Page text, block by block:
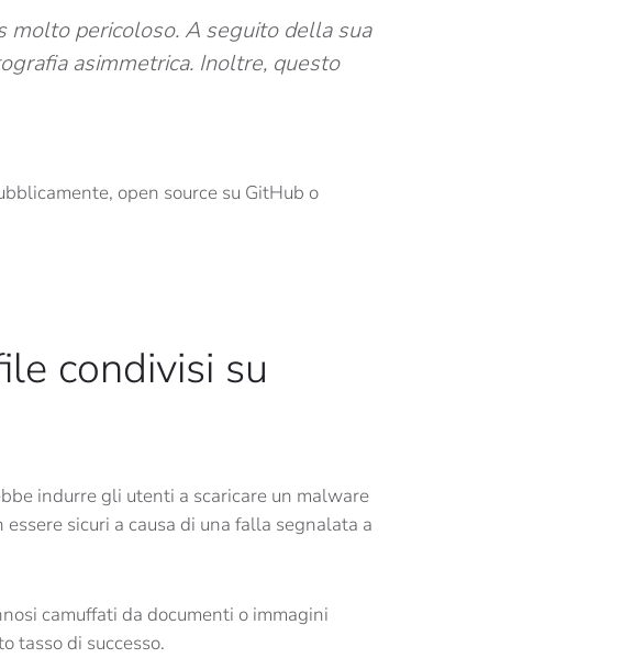
molto pericoloso. A seguito della sua
asimmetrica. Inoltre, questo
open source su GitHub o
condivisi su
indurre gli utenti a scaricare un malware
sicuri a causa di una falla segnalata a
camuffati da documenti o immagini
tasso di successo.